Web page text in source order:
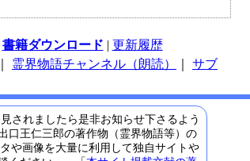
書籍ダウンロード | 更新履歴
霊界物語チャンネル（朗読）
サブ
れましたら是非お知らせ下さるよう
王仁三郎の著作物（霊界物語等）の
や画像を大量に利用して独自サイトや